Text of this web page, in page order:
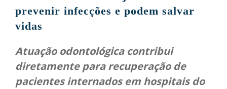
prevenir infecções e podem salvar
vidas
Atuação odontológica contribui
diretamente para recuperação de
pacientes internados em hospitais do